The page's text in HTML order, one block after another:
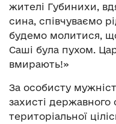
жителі Губинихи,
сина, співчуваємо
будемо молитися,
Саші була пухом.
вмирають!»
За особисту
захисті державного
територіальної